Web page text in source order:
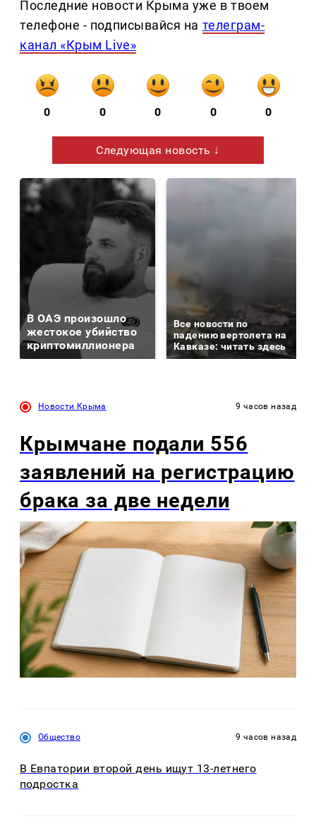
Последние новости Крыма уже в твоем
телефоне - подписывайся на телеграм-
канал «Крым Live»
0 0 0 0 0
Следующая новость ↓
В ОАЭ произошло
жестокое убийство
криптомиллионера
Все новости по
падению вертолета на
Кавказе: читать здесь
Новости Крыма 9 часов назад
Крымчане подали 556
заявлений на регистрацию
брака за две недели
Общество 9 часов назад
В Евпатории второй день ищут 13-летнего
подростка